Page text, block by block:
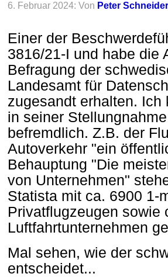
6. Februar 2024: Von Peter Schneider
Einer der
3816/21-I und habe die
Befragung der
Landesamt für
zugesandt erhalten.
in seiner
befremdlich. Z.B. der
Autoverkehr "ein
Behauptung "Die
von Unternehmen"
Statista mit ca. 6900 1-
Privatflugzeugen sowie
Luftfahrtunternehmen
Mal sehen, wie der
entscheidet...